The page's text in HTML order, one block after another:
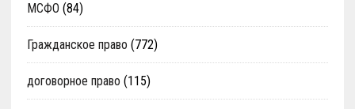
МСФО (84)
Гражданское право (772)
договорное право (115)